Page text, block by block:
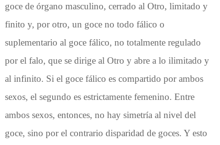
goce de órgano masculino, cerrado al Otro, limitado y
finito y, por otro, un goce no todo fálico o
suplementario al goce fálico, no totalmente regulado
por el falo, que se dirige al Otro y abre a lo ilimitado y
al infinito. Si el goce fálico es compartido por ambos
sexos, el segundo es estrictamente femenino. Entre
ambos sexos, entonces, no hay simetría al nivel del
goce, sino por el contrario disparidad de goces. Y esto